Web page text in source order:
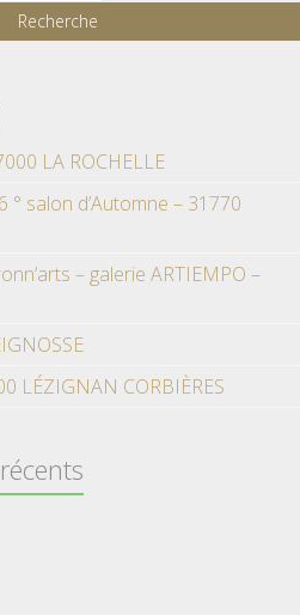
LA ROCHELLE
salon d’Automne – 31770
– galerie ARTIEMPO –
LÉZIGNAN CORBIÈRES